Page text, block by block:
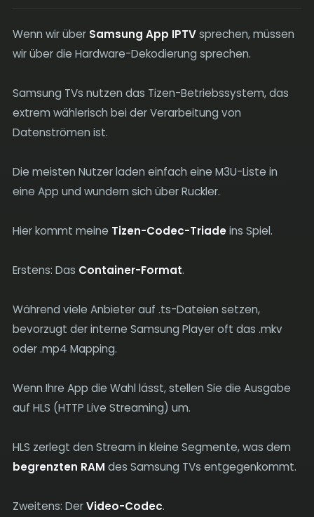
Wenn wir über Samsung App IPTVsprechen, müssen
wir über die Hardware-Dekodierung sprechen.
Samsung TVs nutzen das Tizen-Betriebssystem, das
extrem wählerisch bei der Verarbeitung von
Datenströmen ist.
Die meisten Nutzer laden einfach eine M3U-Liste in
eine App und wundern sich über Ruckler.
Hier kommt meine Tizen-Codec-Triadeins Spiel.
Erstens: Das Container-Format.
Während viele Anbieter auf .ts-Dateien setzen,
bevorzugt der interne Samsung Player oft das .mkv
oder .mp4 Mapping.
Wenn Ihre App die Wahl lässt, stellen Sie die Ausgabe
auf HLS (HTTP Live Streaming) um.
HLS zerlegt den Stream in kleine Segmente, was dem
begrenzten RAM des Samsung TVs entgegenkommt.
Zweitens: DerVideo-Codec.